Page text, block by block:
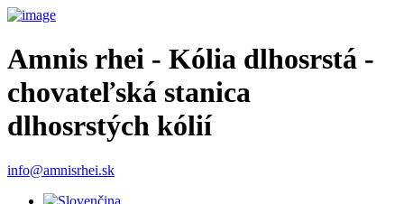
Amnis rhei - Kólia dlhosrstá -
chovateľská stanica
dlhosrstých kólií
info@amnisrhei.sk